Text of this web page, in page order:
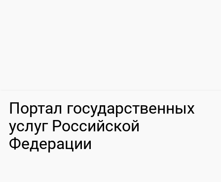
Портал государственных
услуг Российской
Федерации